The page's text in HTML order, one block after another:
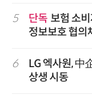
5 단독 보험 소
정보보호 협의
6
LG 엑사원, 中
상생 시동